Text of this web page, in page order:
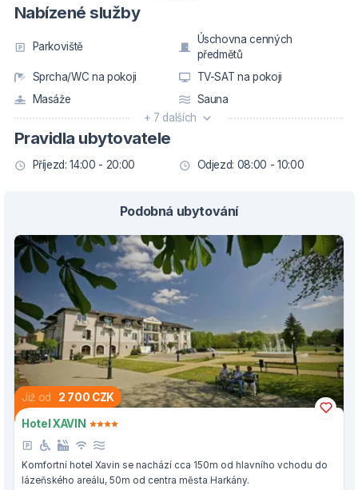
Nabízené služby
Parkoviště
Úschovna cenných
předmětů
Sprcha/WC na pokoji
TV-SAT na pokoji
Masáže
Sauna
+ 7 dalších
Pravidla ubytovatele
Příjezd: 14:00 - 20:00 Odjezd: 08:00 - 10:00
Podobná ubytování
Již od 2 700 CZK
Hotel XAVIN
Komfortní hotel Xavin se nachází cca 150m od hlavního vchodu do
lázeňského areálu, 50m od centra města Harkány.